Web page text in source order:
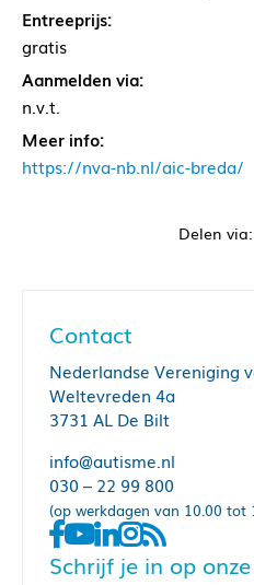
Entreeprijs:
gratis
Aanmelden via:
n.v.t.
Meer info:
https://nva-nb.nl/aic-breda/
Contact
Nederlandse Vereniging
Weltevreden 4a
3731 AL De Bilt
info@autisme.nl
030 – 22 99 800
(op werkdagen van 10.00 tot
Schrijf je in op